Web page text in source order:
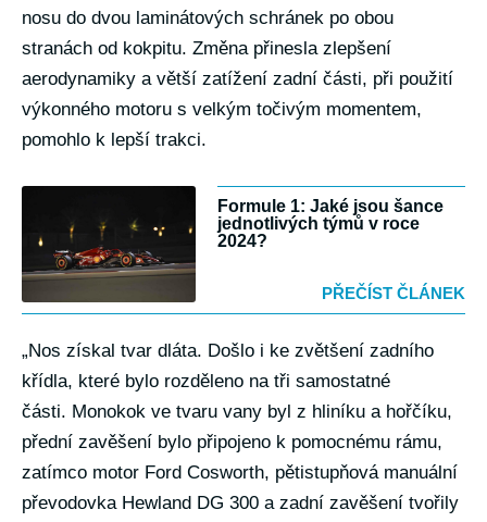
nosu do dvou laminátových schránek po obou
stranách od kokpitu. Změna přinesla zlepšení
aerodynamiky a větší zatížení zadní části, při použití
výkonného motoru s velkým točivým momentem,
pomohlo k lepší trakci.
Formule 1: Jaké jsou šance
jednotlivých týmů v roce
2024?
PŘEČÍST ČLÁNEK
„Nos získal tvar dláta. Došlo i ke zvětšení zadního
křídla, které bylo rozděleno na tři samostatné
části. Monokok ve tvaru vany byl z hliníku a hořčíku,
přední zavěšení bylo připojeno k pomocnému rámu,
zatímco motor Ford Cosworth, pětistupňová manuální
převodovka Hewland DG 300 a zadní zavěšení tvořily